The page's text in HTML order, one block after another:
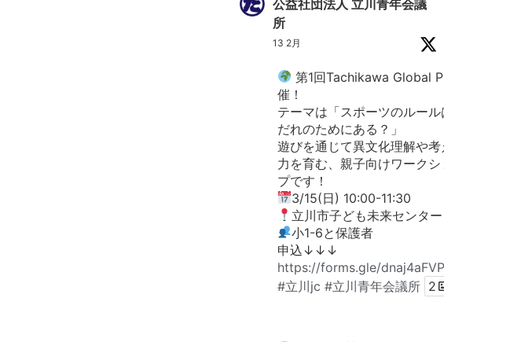
公益社団法人 立川青年会議
所
13 2月
第1回Tachikawa Global Play開
催！
テーマは「スポーツのルールは、
だれのためにある？」
遊びを通じて異文化理解や考える
力を育む、親子向けワークショッ
プです！
3/15(日) 10:00-11:30
立川市子ども未来センター
小1-6と保護者
申込↓↓↓
https://forms.gle/dnaj4aFVPa9Z1KkD6
#立川jc #立川青年会議所 2